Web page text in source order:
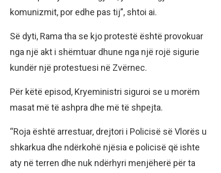
komunizmit, por edhe pas tij”, shtoi ai.
Së dyti, Rama tha se kjo protestë është provokuar
nga një akt i shëmtuar dhune nga një rojë sigurie
kundër një protestuesi në Zvërnec.
Për këtë episod, Kryeministri siguroi se u morëm
masat më të ashpra dhe më të shpejta.
“Roja është arrestuar, drejtori i Policisë së Vlorës u
shkarkua dhe ndërkohë njësia e policisë që ishte
aty në terren dhe nuk ndërhyri menjëherë për ta